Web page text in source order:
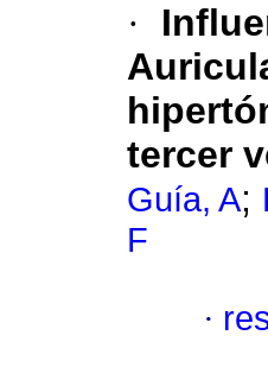
·
tercer
Guía, A;
F
·